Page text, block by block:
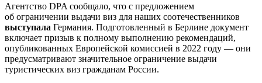
Агентство DPA сообщало, что с предложением
об ограничении выдачи виз для наших соотечественников
выступала Германия. Подготовленный в Берлине документ
включает призыв к полному выполнению рекомендаций,
опубликованных Европейской комиссией в 2022 году — они
предусматривают значительное ограничение выдачи
туристических виз гражданам России.